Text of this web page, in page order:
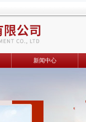
新闻中心